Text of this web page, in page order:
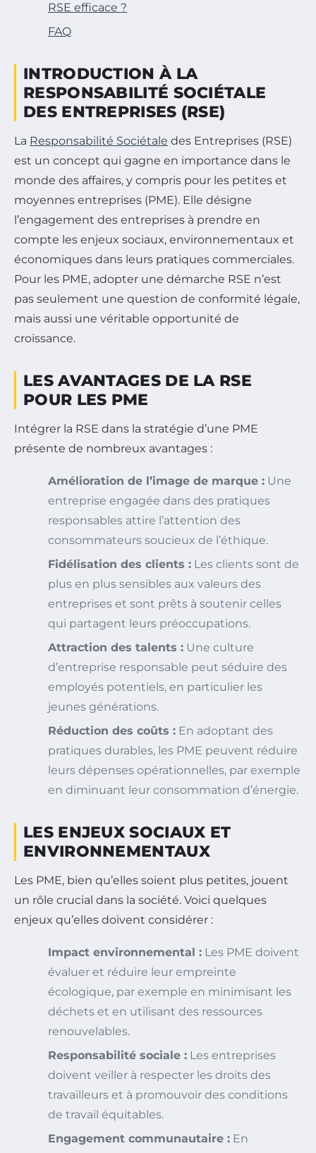
RSE efficace ?
FAQ
INTRODUCTION À LA
RESPONSABILITÉ SOCIÉTALE
DES ENTREPRISES (RSE)
La Responsabilité Sociétale des Entreprises (RSE)
est un concept qui gagne en importance dans le
monde des affaires, y compris pour les petites et
moyennes entreprises (PME). Elle désigne
l’engagement des entreprises à prendre en
compte les enjeux sociaux, environnementaux et
économiques dans leurs pratiques commerciales.
Pour les PME, adopter une démarche RSE n’est
pas seulement une question de conformité légale,
mais aussi une véritable opportunité de
croissance.
LES AVANTAGES DE LA RSE
POUR LES PME
Intégrer la RSE dans la stratégie d’une PME
présente de nombreux avantages :
Amélioration de l’image de marque : Une
entreprise engagée dans des pratiques
responsables attire l’attention des
consommateurs soucieux de l’éthique.
Fidélisation des clients : Les clients sont de
plus en plus sensibles aux valeurs des
entreprises et sont prêts à soutenir celles
qui partagent leurs préoccupations.
Attraction des talents : Une culture
d’entreprise responsable peut séduire des
employés potentiels, en particulier les
jeunes générations.
Réduction des coûts : En adoptant des
pratiques durables, les PME peuvent réduire
leurs dépenses opérationnelles, par exemple
en diminuant leur consommation d’énergie.
LES ENJEUX SOCIAUX ET
ENVIRONNEMENTAUX
Les PME, bien qu’elles soient plus petites, jouent
un rôle crucial dans la société. Voici quelques
enjeux qu’elles doivent considérer :
Impact environnemental : Les PME doivent
évaluer et réduire leur empreinte
écologique, par exemple en minimisant les
déchets et en utilisant des ressources
renouvelables.
Responsabilité sociale : Les entreprises
doivent veiller à respecter les droits des
travailleurs et à promouvoir des conditions
de travail équitables.
Engagement communautaire : En